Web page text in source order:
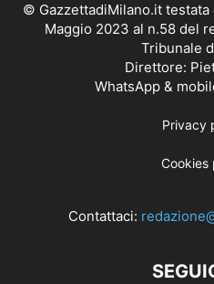
© GazzettadiMilano.it
Maggio 2023 al n.58 del
Tribunale
Direttore:
WhatsApp &
Privacy
Cookies
Contattaci: